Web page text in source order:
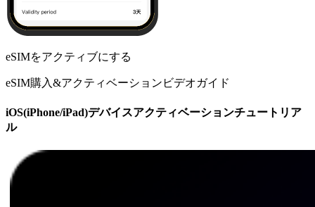
eSIMをアクティブにする
eSIM購入&アクティベーションビデオガイド
iOS(iPhone/iPad)デバイスアクティベーションチュートリア
ル